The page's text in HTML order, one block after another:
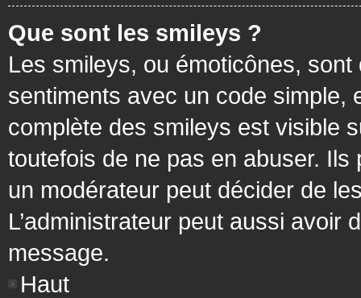
Que sont les smileys ?
Les smileys, ou émoticônes,
sentiments avec un code simple,
complète des smileys est visible
toutefois de ne pas en abuser.
un modérateur peut décider de
L’administrateur peut aussi avoir
message.
Haut